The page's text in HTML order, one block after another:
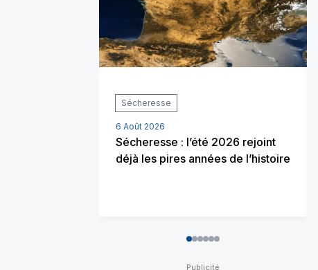
Sécheresse
6 Août 2026
Sécheresse : l’été 2026 rejoint
déjà les pires années de l’histoire